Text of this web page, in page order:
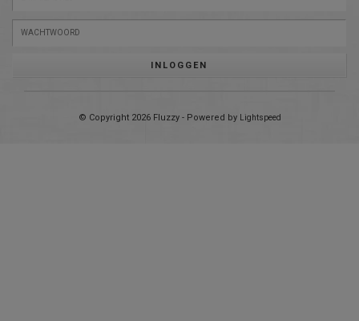
INLOGGEN
© Copyright 2026 Fluzzy - Powered by Lightspeed